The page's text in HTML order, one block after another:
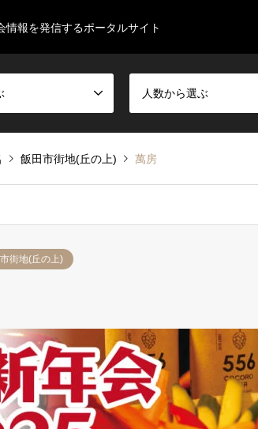
情報を発信するポータルサイト
人数から選ぶ
飯田市街地(丘の上) 萬房
街地(丘の上)